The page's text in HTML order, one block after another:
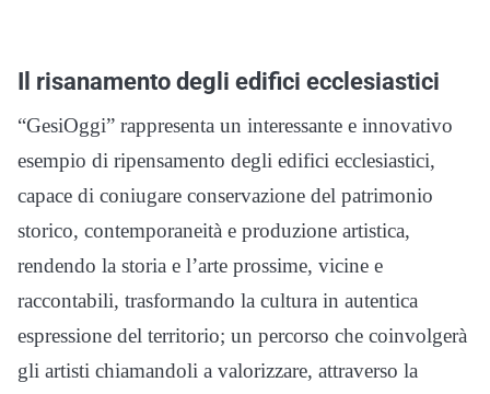
Il risanamento degli edifici ecclesiastici
“GesiOggi” rappresenta un interessante e innovativo
esempio di ripensamento degli edifici ecclesiastici,
capace di coniugare conservazione del patrimonio
storico, contemporaneità e produzione artistica,
rendendo la storia e l’arte prossime, vicine e
raccontabili, trasformando la cultura in autentica
espressione del territorio; un percorso che coinvolgerà
gli artisti chiamandoli a valorizzare, attraverso la